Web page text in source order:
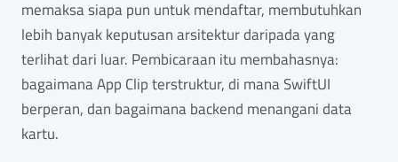
memaksa siapa pun untuk mendaftar, membutuhkan
lebih banyak keputusan arsitektur daripada yang
terlihat dari luar. Pembicaraan itu membahasnya:
bagaimana App Clip terstruktur, di mana SwiftUI
berperan, dan bagaimana backend menangani data
kartu.